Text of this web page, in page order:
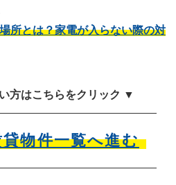
所とは？家電が入らない際の対
方はこちらをクリック ▼
物件一覧へ進む